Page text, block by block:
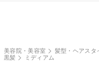
美容院・美容室 髪型・ヘアスタ
黒髪
ミディアム